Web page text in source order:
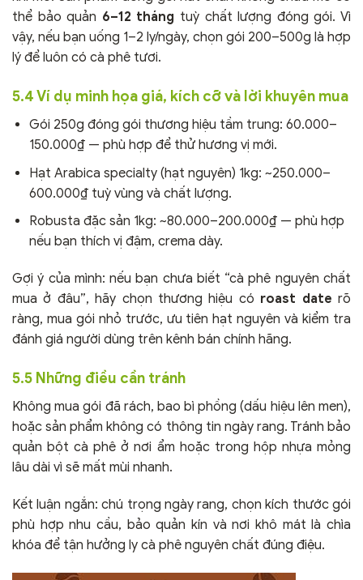
thể bảo quản 6–12 tháng tuỳ chất lượng đóng gói. Vì
vậy, nếu bạn uống 1–2 ly/ngày, chọn gói 200–500g là hợp
lý để luôn có cà phê tươi.
5.4 Ví dụ minh họa giá, kích cỡ và lời khuyên mua
Gói 250g đóng gói thương hiệu tầm trung: 60.000–
150.000₫ — phù hợp để thử hương vị mới.
Hạt Arabica specialty (hạt nguyên) 1kg: ~250.000–
600.000₫ tuỳ vùng và chất lượng.
Robusta đặc sản 1kg: ~80.000–200.000₫ — phù hợp
nếu bạn thích vị đậm, crema dày.
Gợi ý của mình: nếu bạn chưa biết “cà phê nguyên chất
mua ở đâu”, hãy chọn thương hiệu có roast date rõ
ràng, mua gói nhỏ trước, ưu tiên hạt nguyên và kiểm tra
đánh giá người dùng trên kênh bán chính hãng.
5.5 Những điều cần tránh
Không mua gói đã rách, bao bì phồng (dấu hiệu lên men),
hoặc sản phẩm không có thông tin ngày rang. Tránh bảo
quản bột cà phê ở nơi ẩm hoặc trong hộp nhựa mỏng
lâu dài vì sẽ mất mùi nhanh.
Kết luận ngắn: chú trọng ngày rang, chọn kích thước gói
phù hợp nhu cầu, bảo quản kín và nơi khô mát là chìa
khóa để tận hưởng ly cà phê nguyên chất đúng điệu.